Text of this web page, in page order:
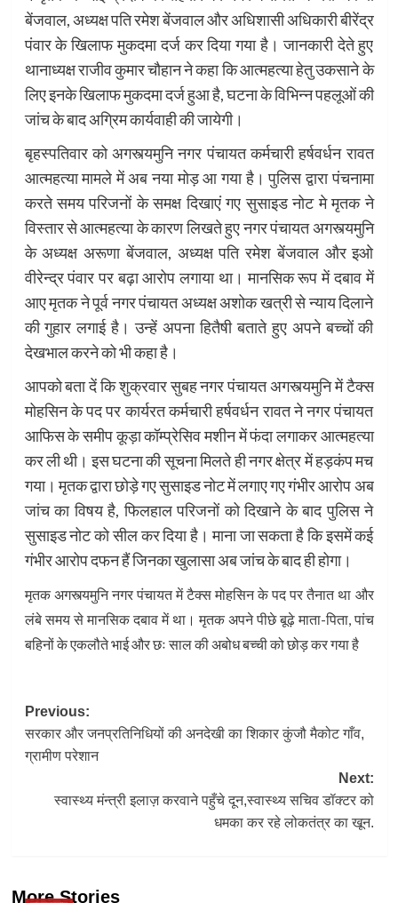
बेंजवाल, अध्यक्ष पति रमेश बेंजवाल और अधिशासी अधिकारी बीरेंद्र
पंवार के खिलाफ मुकदमा दर्ज कर दिया गया है। जानकारी देते हुए
थानाध्यक्ष राजीव कुमार चौहान ने कहा कि आत्महत्या हेतु उकसाने के
लिए इनके खिलाफ मुकदमा दर्ज हुआ है, घटना के विभिन्न पहलूओं की
जांच के बाद अग्रिम कार्यवाही की जायेगी।
बृहस्पतिवार को अगस्त्यमुनि नगर पंचायत कर्मचारी हर्षवर्धन रावत
आत्महत्या मामले में अब नया मोड़ आ गया है। पुलिस द्वारा पंचनामा
करते समय परिजनों के समक्ष दिखाएं गए सुसाइड नोट मे मृतक ने
विस्तार से आत्महत्या के कारण लिखते हुए नगर पंचायत अगस्त्यमुनि
के अध्यक्ष अरूणा बेंजवाल, अध्यक्ष पति रमेश बेंजवाल और इओ
वीरेन्द्र पंवार पर बढ़ा आरोप लगाया था। मानसिक रूप में दबाव में
आए मृतक ने पूर्व नगर पंचायत अध्यक्ष अशोक खत्री से न्याय दिलाने
की गुहार लगाई है। उन्हें अपना हितैषी बताते हुए अपने बच्चों की
देखभाल करने को भी कहा है।
आपको बता दें कि शुक्रवार सुबह नगर पंचायत अगस्त्यमुनि में टैक्स
मोहसिन के पद पर कार्यरत कर्मचारी हर्षवर्धन रावत ने नगर पंचायत
आफिस के समीप कूड़ा कॉम्प्रेसिव मशीन में फंदा लगाकर आत्महत्या
कर ली थी। इस घटना की सूचना मिलते ही नगर क्षेत्र में हड़कंप मच
गया। मृतक द्वारा छोड़े गए सुसाइड नोट में लगाए गए गंभीर आरोप अब
जांच का विषय है, फिलहाल परिजनों को दिखाने के बाद पुलिस ने
सुसाइड नोट को सील कर दिया है। माना जा सकता है कि इसमें कई
गंभीर आरोप दफन हैं जिनका खुलासा अब जांच के बाद ही होगा।
मृतक अगस्त्यमुनि नगर पंचायत में टैक्स मोहसिन के पद पर तैनात था और
लंबे समय से मानसिक दबाव में था। मृतक अपने पीछे बूढ़े माता-पिता, पांच
बहिनों के एकलौते भाई और छः साल की अबोध बच्ची को छोड़ कर गया है
Post
navigation
Previous:
सरकार और जनप्रतिनिधियों की अनदेखी का शिकार कुंजौ मैकोट गाँव,
ग्रामीण परेशान
Next:
स्वास्थ्य मंन्त्री इलाज़ करवाने पहुँचे दून,स्वास्थ्य सचिव डॉक्टर को
धमका कर रहे लोकतंत्र का खून.
More Stories